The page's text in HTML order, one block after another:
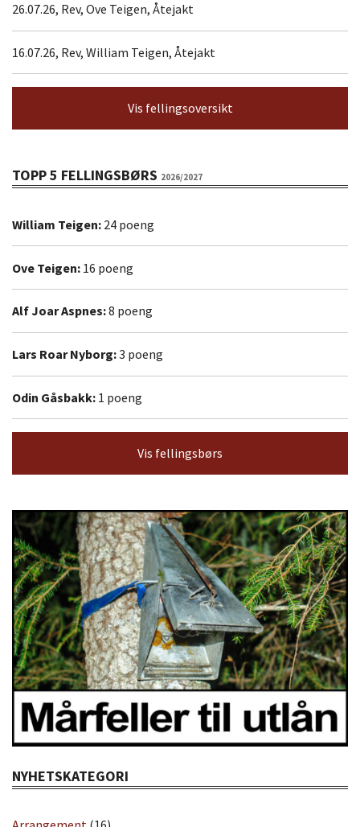
26.07.26, Rev, Ove Teigen, Åtejakt
16.07.26, Rev, William Teigen, Åtejakt
Vis fellingsoversikt
TOPP 5 FELLINGSBØRS 2026/2027
William Teigen: 24 poeng
Ove Teigen: 16 poeng
Alf Joar Aspnes:8 poeng
Lars Roar Nyborg:3 poeng
Odin Gåsbakk: 1 poeng
Vis fellingsbørs
NYHETSKATEGORI